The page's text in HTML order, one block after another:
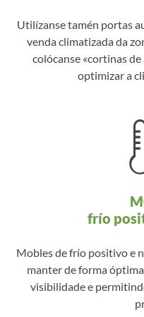
Utilízanse tamén portas
venda climatizada da
colócanse «cortinas
optimizar a
frío
Mobles de frío positivo e
manter de forma
visibilidade e